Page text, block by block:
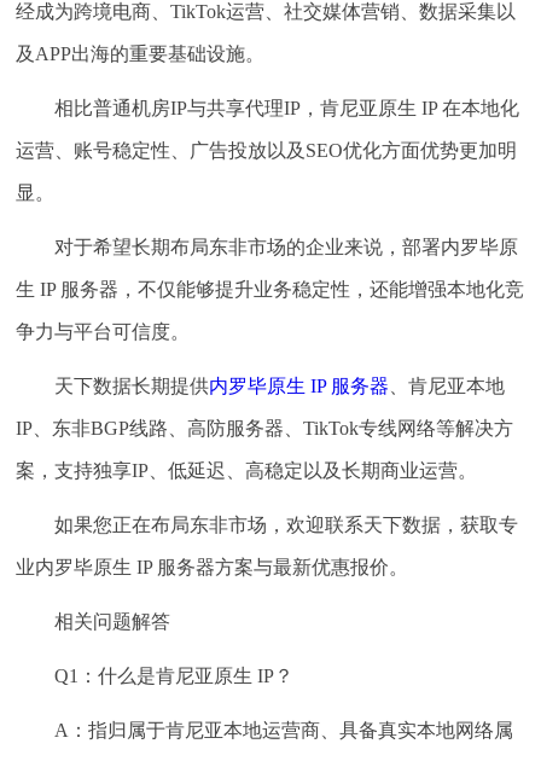
经成为跨境电商、TikTok运营、社交媒体营销、数据采集以
及APP出海的重要基础设施。
相比普通机房IP与共享代理IP，肯尼亚原生 IP 在本地化
运营、账号稳定性、广告投放以及SEO优化方面优势更加明
显。
对于希望长期布局东非市场的企业来说，部署内罗毕原
生 IP 服务器，不仅能够提升业务稳定性，还能增强本地化竞
争力与平台可信度。
天下数据长期提供内罗毕原生 IP 服务器 、肯尼亚本地
IP、东非BGP线路、高防服务器、TikTok专线网络等解决方
案，支持独享IP、低延迟、高稳定以及长期商业运营。
如果您正在布局东非市场，欢迎联系天下数据，获取专
业内罗毕原生 IP 服务器方案与最新优惠报价。
相关问题解答
Q1：什么是肯尼亚原生 IP？
A：指归属于肯尼亚本地运营商、具备真实本地网络属